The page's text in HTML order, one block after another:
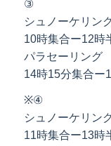
③
シュノーケリン
10時集合ー12時
パラセーリング
14時15分集合ー
※④
シュノーケリン
11時集合ー13時